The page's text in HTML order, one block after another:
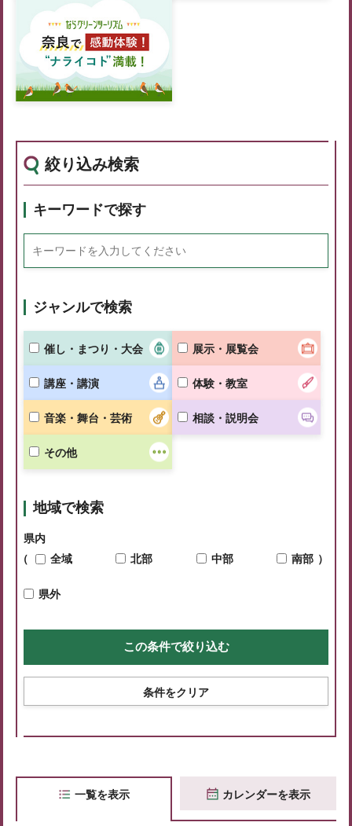
絞り込み検索
キーワードで探す
ジャンルで検索
催し・まつり・大会 展示・展覧会
講座・講演 体験・教室
音楽・舞台・芸術 相談・説明会
その他
地域で検索
県内
（
全域 北部 中部 南部 ）
県外
条件をクリア
一覧を表示 カレンダーを表示